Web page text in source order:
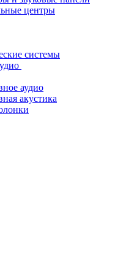
центры
системы
аудио
акустика